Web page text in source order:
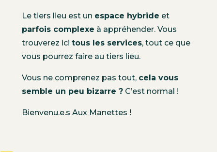
Le tiers lieu est un espace hybride et
parfois complexe à appréhender. Vous
trouverez ici tous les services, tout ce que
vous pourrez faire au tiers lieu.
Vous ne comprenez pas tout, cela vous
semble un peu bizarre ?C’est normal !
Bienvenu.e.s Aux Manettes !